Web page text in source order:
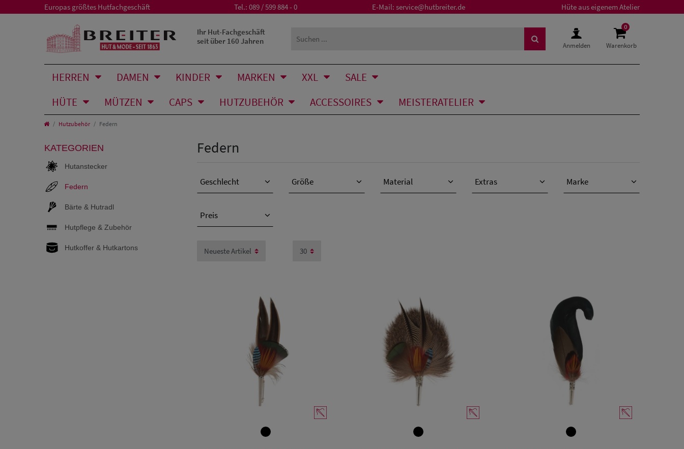
Europas größtes Hutfachgeschäft Tel.: 089 / 599 884 - 0 E-Mail: service@hutbreiter.de Hüte aus eigenem Atelier
Ihr Hut-Fachgeschäft
seit über 160 Jahren
Anmelden
0
Warenkorb
HERREN DAMEN KINDER MARKEN XXL
SALE
HÜTE
MÜTZEN CAPS HUTZUBEHÖR ACCESSOIRES MEISTERATELIER
Hutzubehör Federn
KATEGORIEN
Hutanstecker
Federn
Bärte & Hutradl
Hutpflege & Zubehör
Hutkoffer & Hutkartons
Federn
Geschlecht Größe Material Extras Marke
Preis